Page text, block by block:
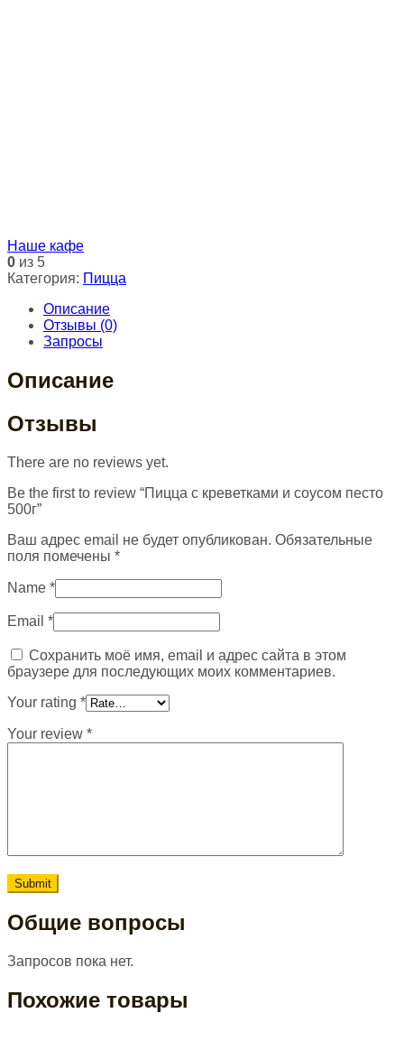
Наше кафе
0 из 5
Категория: Пицца
Описание
Отзывы (0)
Запросы
Описание
Отзывы
There are no reviews yet.
Be the first to review “Пицца с креветками и соусом песто
500г”
Ваш адрес email не будет опубликован. Обязательные
поля помечены *
Name *
Email *
Сохранить моё имя, email и адрес сайта в этом
браузере для последующих моих комментариев.
Your rating *
Your review *
Общие вопросы
Запросов пока нет.
Похожие товары